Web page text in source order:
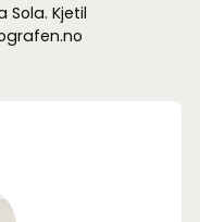
Sola. Kjetil